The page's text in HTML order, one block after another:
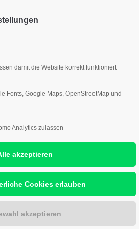
376-293 City Road, Suite
+44 1234 567 890
Wir zeigen Kunst Wir
damit die Website korrekt funktioniert
Fonts, Google Maps, OpenStreetMap und
Analytics zulassen